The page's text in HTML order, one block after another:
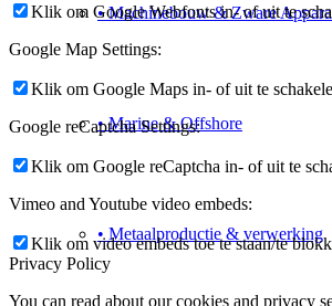
• Machinebouw & Zware
• Marine & Offshore
• Metaalproductie & verwerking
Klik om Google Webfonts in- of uit te
Google Map Settings:
Klik om Google Maps in- of uit te
Google reCaptcha Settings:
Klik om Google reCaptcha in- of uit te
Vimeo and Youtube video embeds:
Klik om video embeds toe te staan/te
Privacy Policy
You can read about our cookies and privacy